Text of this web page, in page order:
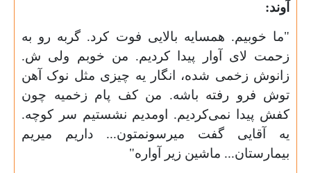
آوند:
"ما خوبیم. همسایه بالایی فوت کرد. گربه رو به
زحمت لای آوار پیدا کردیم. من خوبم ولی ش.
زانوش زخمی شده، انگار یه چیزی مثل نوک آهن
توش فرو رفته باشه. من کف پام زخمیه چون
کفش پیدا نمی‌کردیم. اومدیم نشستیم سر کوچه.
یه آقایی گفت میرسونمتون... داریم میریم
بیمارستان... ماشین زیر آواره"